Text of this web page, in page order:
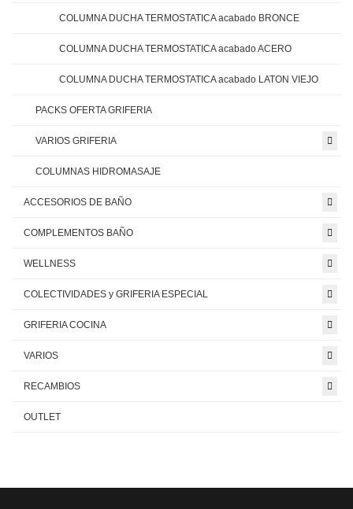
COLUMNA DUCHA TERMOSTATICA acabado BRONCE
COLUMNA DUCHA TERMOSTATICA acabado ACERO
COLUMNA DUCHA TERMOSTATICA acabado LATON VIEJO
PACKS OFERTA GRIFERIA
VARIOS GRIFERIA
COLUMNAS HIDROMASAJE
ACCESORIOS DE BAÑO
COMPLEMENTOS BAÑO
WELLNESS
COLECTIVIDADES y GRIFERIA ESPECIAL
GRIFERIA COCINA
VARIOS
RECAMBIOS
OUTLET